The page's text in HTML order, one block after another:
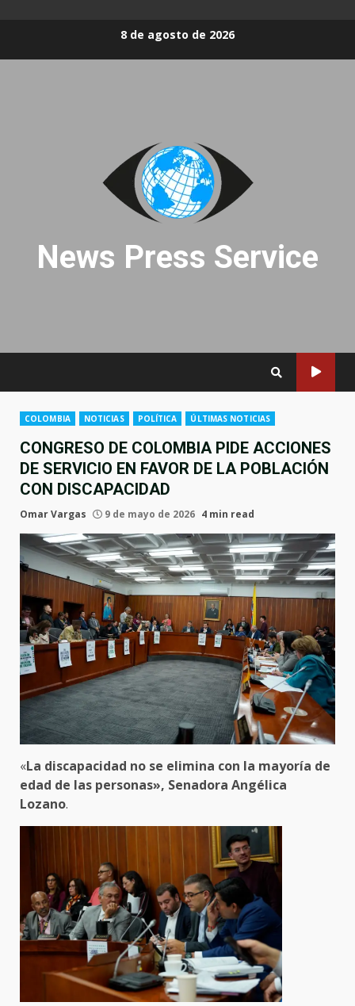
8 de agosto de 2026
News Press Service
COLOMBIA NOTICIAS POLÍTICA ÚLTIMAS NOTICIAS
CONGRESO DE COLOMBIA PIDE ACCIONES
DE SERVICIO EN FAVOR DE LA POBLACIÓN
CON DISCAPACIDAD
Omar Vargas 9 de mayo de 2026 4 min read
«La discapacidad no se elimina con la mayoría de
edad de las personas», Senadora Angélica
Lozano.